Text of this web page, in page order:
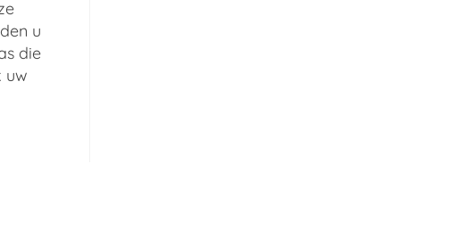
u
die
uw